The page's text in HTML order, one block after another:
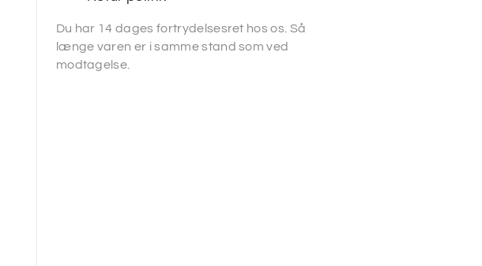
Du har 14 dages fortrydelsesret hos os. Så
længe varen er i samme stand som ved
modtagelse.